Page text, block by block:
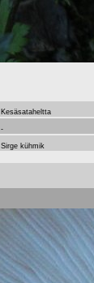
Kesäsataheltta
-
Sirge kühmik